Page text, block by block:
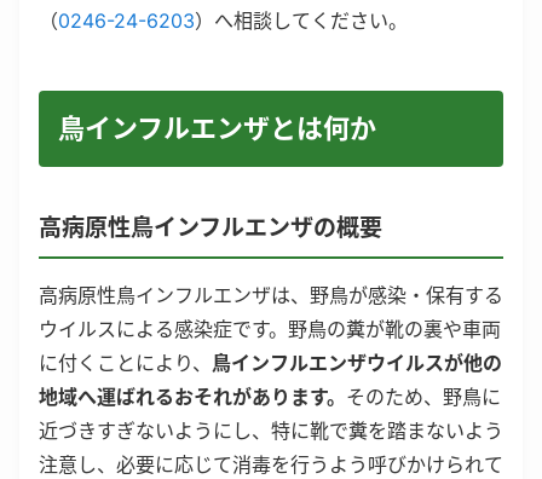
（0246-24-6203）へ相談してください。
鳥インフルエンザとは何か
高病原性鳥インフルエンザの概要
高病原性鳥インフルエンザは、野鳥が感染・保有する
ウイルスによる感染症です。野鳥の糞が靴の裏や車両
に付くことにより、 鳥インフルエンザウイルスが他の
地域へ運ばれるおそれがあります。 そのため、野鳥に
近づきすぎないようにし、特に靴で糞を踏まないよう
注意し、必要に応じて消毒を行うよう呼びかけられて